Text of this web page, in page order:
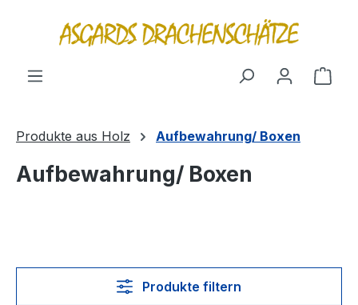
springen
Produkte aus Holz Aufbewahrung/ Boxen
Aufbewahrung/ Boxen
Produkte filtern